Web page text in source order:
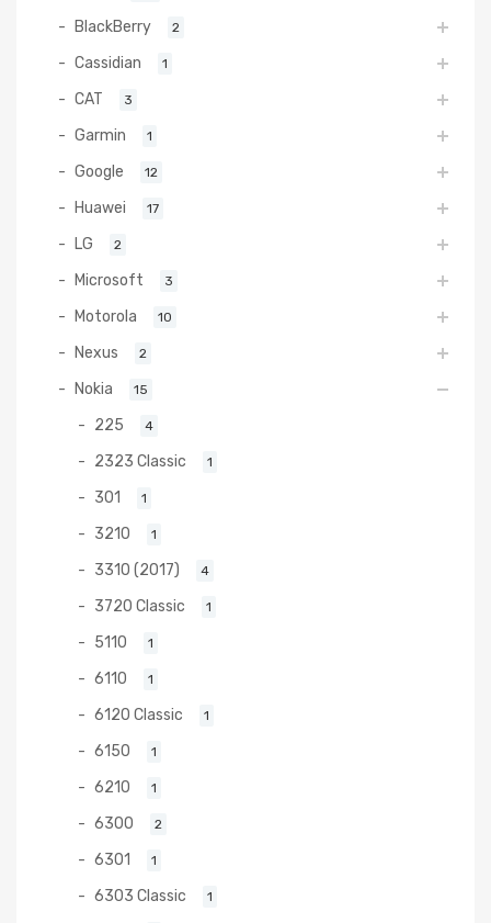
BlackBerry 2
Cassidian 1
CAT 3
Garmin 1
Google 12
Huawei 17
LG 2
Microsoft 3
Motorola 10
Nexus 2
Nokia 15
225 4
2323 Classic 1
301 1
3210 1
3310 (2017) 4
3720 Classic 1
5110 1
6110 1
6120 Classic 1
6150 1
6210 1
6300 2
6301 1
6303 Classic 1